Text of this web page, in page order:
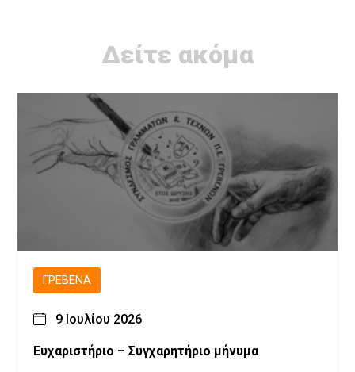
Δείτε ακόμα
ΓΡΕΒΕΝΆ
9 Ιουλίου 2026
Ευχαριστήριο – Συγχαρητήριο μήνυμα